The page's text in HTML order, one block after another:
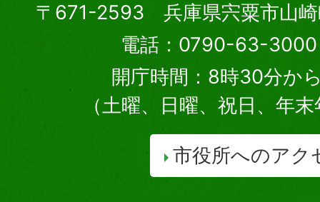
〒671-2593 兵庫県宍粟市山崎
電話：0790-63-3000
開庁時間：8時30分か
（土曜、日曜、祝日、年
市役所へのアク